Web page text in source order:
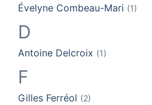
Évelyne Combeau-Mari (1)
D
Antoine Delcroix (1)
F
Gilles Ferréol (2)